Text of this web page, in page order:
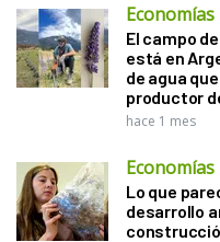
El campo
está en
de agua
productor
hace 1 mes
Lo que
desarrollo